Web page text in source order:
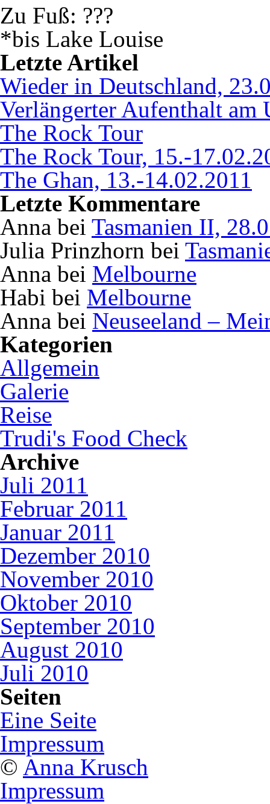
Zu Fuß: ???
*bis Lake Louise
Letzte Artikel
Wieder in Deutschland,
Verlängerter Aufenthalt am
The Rock Tour
The Rock Tour, 15.-
The Ghan, 13.-14.02.2011
Letzte Kommentare
Anna bei Tasmanien II,
Julia Prinzhorn bei
Anna bei Melbourne
Habi bei Melbourne
Anna bei Neuseeland –
Kategorien
Allgemein
Galerie
Reise
Trudi's Food Check
Archive
Juli 2011
Februar 2011
Januar 2011
Dezember 2010
November 2010
Oktober 2010
September 2010
August 2010
Juli 2010
Seiten
Eine Seite
Impressum
© Anna Krusch
Impressum